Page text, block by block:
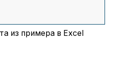
из примера в Excel